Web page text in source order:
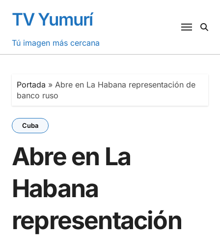
contenido
TV Yumurí
Tú imagen más cercana
Portada » Abre en La Habana representación de
banco ruso
Cuba
Abre en La
Habana
representación